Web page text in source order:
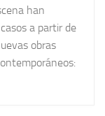
han
a partir de
obras